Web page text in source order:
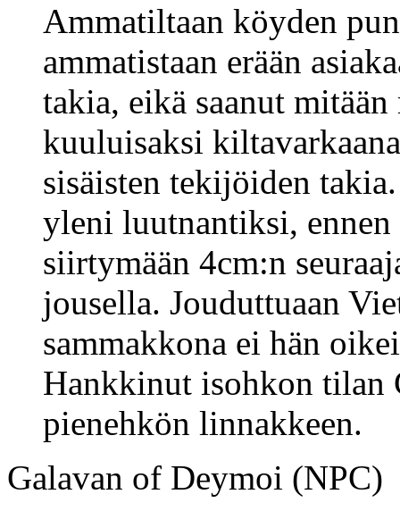
Ammatiltaan köyden
ammatistaan erään
takia, eikä saanut
kuuluisaksi
sisäisten tekijöiden
yleni luutnantiksi,
siirtymään 4cm:n
jousella. Jouduttuaan
sammakkona ei hän
Hankkinut isohkon tilan
pienehkön linnakkeen.
Galavan of Deymoi (NPC)